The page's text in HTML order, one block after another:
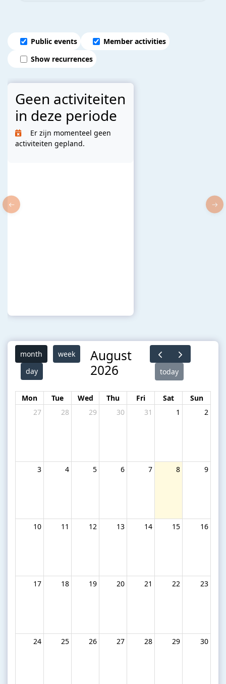
Public events
Member activities
Show recurrences
Geen activiteiten
in deze periode
Er zijn momenteel geen
activiteiten gepland.
month
week
day
August
2026
today
Mon Tue Wed Thu Fri Sat
Sun
27
28 29 30 31 1 2
3 4 5 6 7 8 9
10 11 12 13 14 15 16
17 18 19 20 21 22 23
24 25 26 27 28 29 30